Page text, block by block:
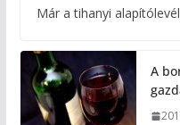
Már a tihanyi
A